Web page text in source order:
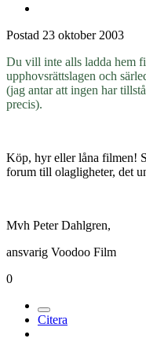
Postad 23 oktober 2003
Du vill inte alls ladda hem
upphovsrättslagen och
(jag antar att ingen har
precis).
Köp, hyr eller låna filmen!
forum till olagligheter, det
Mvh Peter Dahlgren,
ansvarig Voodoo Film
0
Citera